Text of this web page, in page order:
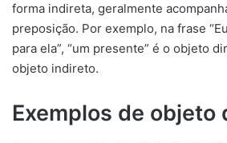
forma indireta, geralmente
preposição. Por exemplo, na frase
para ela”, “um presente” é o objeto
objeto indireto.
Exemplos de objeto